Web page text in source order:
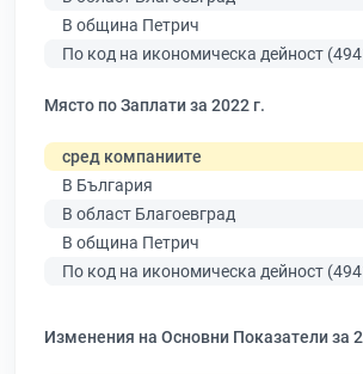
В община Петрич
По код на икономическа дейност
Място по Заплати за 2022 г.
сред компаниите
В България
В област Благоевград
В община Петрич
По код на икономическа дейност
Изменения на Основни Показатели за